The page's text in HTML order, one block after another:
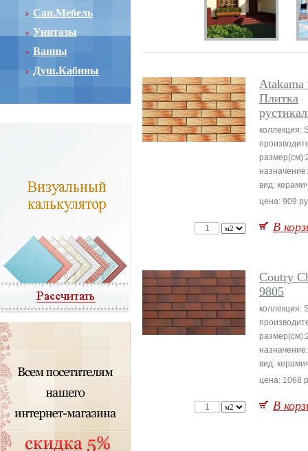
Сан.Мебель
Унитазы
Ванны
Душ.Кабины
Atakama
Плитка
коллекция:
вид:
цена: 909
В
Coutry
9805
коллекция:
вид:
цена: 1068
В